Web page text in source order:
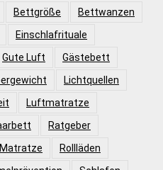
Bettgröße
Bettwanzen
Einschlafrituale
Gute Luft
Gästebett
Lichtquellen
Luftmatratze
Ratgeber
Rollläden